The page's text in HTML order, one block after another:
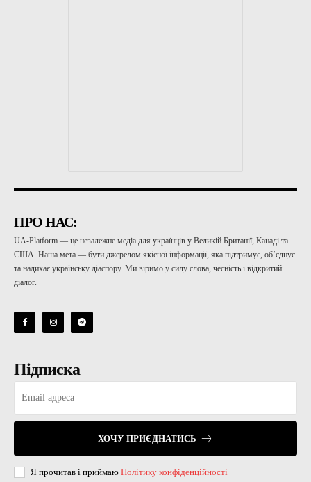
ПРО НАС:
UA-Platform — це незалежне медіа для українців у Великій Британії, Канаді та
США. Наша мета — бути джерелом якісної інформації, яка підтримує, об’єднує
та надихає українську діаспору. Ми віримо у силу слова, чесність і відкритий
діалог.
Підписка
ХОЧУ ПРИЄДНАТИСЬ
Я прочитав і приймаю Політику конфіденційності